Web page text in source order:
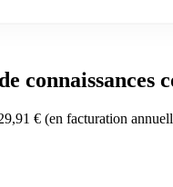
connaissances
€ (en facturation